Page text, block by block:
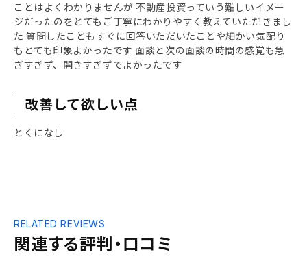
ことはよくわかりませんが 不動産投資っていう難しいイメー
ジだったのをとてもご丁寧にわかりやすく教えていただきまし
た 質問したこともすぐに回答いただいたことや細かい気配り
もとても印象よかったです 面談と次の面談の時間の感覚も急
ぎすぎず、開きすぎずでよかったです
改善して欲しい点
とくになし
関連する評判・口コミ
RELATED REVIEWS